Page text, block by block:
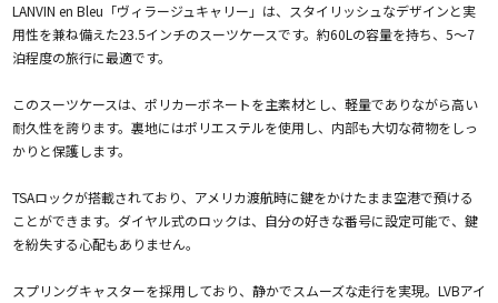
LANVIN en Bleu「ヴィラージュキャリー」は、スタイリッシュなデザインと実
用性を兼ね備えた23.5インチのスーツケースです。約60Lの容量を持ち、5～7
泊程度の旅行に最適です。
このスーツケースは、ポリカーボネートを主素材とし、軽量でありながら高い
耐久性を誇ります。裏地にはポリエステルを使用し、内部も大切な荷物をしっ
かりと保護します。
TSAロックが搭載されており、アメリカ渡航時に鍵をかけたまま空港で預ける
ことができます。ダイヤル式のロックは、自分の好きな番号に設定可能で、鍵
を紛失する心配もありません。
スプリングキャスターを採用しており、静かでスムーズな走行を実現。LVBアイ